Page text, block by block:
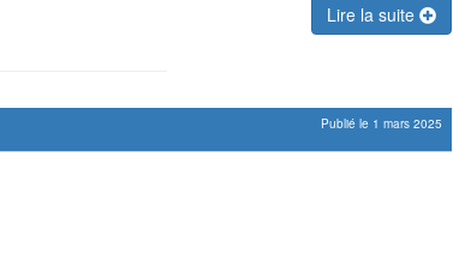
Lire la suite
Publié le 1 mars 2025